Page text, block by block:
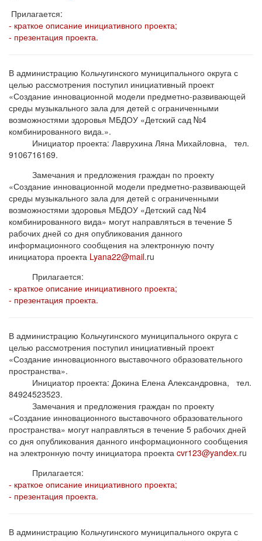
Прилагается:
- краткое описание инициативного проекта;
- презентация проекта.
В администрацию Кольчугинского муниципального округа с
целью рассмотрения поступил инициативный проект
«Создание инновационной модели предметно-развивающей
среды музыкального зала для детей с ограниченными
возможностями здоровья МБДОУ «Детский сад №4
комбинированного вида.».
Инициатор проекта: Лаврухина Ляна Михайловна, тел.
9106716169.
Замечания и предложения граждан по проекту
«Создание инновационной модели предметно-развивающей
среды музыкального зала для детей с ограниченными
возможностями здоровья МБДОУ «Детский сад №4
комбинированного вида» могут направляться в течение 5
рабочих дней со дня опубликования данного
информационного сообщения на электронную почту
инициатора проекта Lyana22@mail.ru
Прилагается:
- краткое описание инициативного проекта;
- презентация проекта.
В администрацию Кольчугинского муниципального округа с
целью рассмотрения поступил инициативный проект
«Создание инновационного выставочного образовательного
пространства».
Инициатор проекта: Докина Елена Александровна, тел.
84924523523.
Замечания и предложения граждан по проекту
«Создание инновационного выставочного образовательного
пространства» могут направляться в течение 5 рабочих дней
со дня опубликования данного информационного сообщения
на электронную почту инициатора проекта cvr123@yandex.ru
Прилагается:
- краткое описание инициативного проекта;
- презентация проекта.
В администрацию Кольчугинского муниципального округа с